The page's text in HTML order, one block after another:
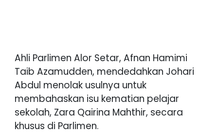
Ahli Parlimen Alor Setar, Afnan Hamimi
Taib Azamudden, mendedahkan Johari
Abdul menolak usulnya untuk
membahaskan isu kematian pelajar
sekolah, Zara Qairina Mahthir, secara
khusus di Parlimen.